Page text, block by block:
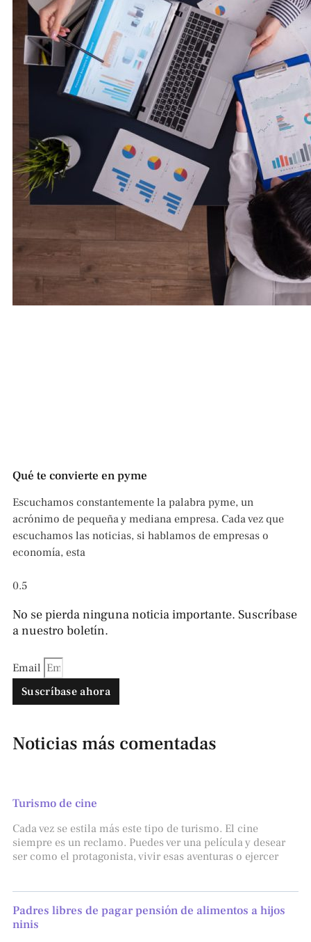
Qué te convierte en pyme
Escuchamos constantemente la palabra pyme, un
acrónimo de pequeña y mediana empresa. Cada vez que
escuchamos las noticias, si hablamos de empresas o
economía, esta
No se pierda ninguna noticia importante. Suscríbase
a nuestro boletín.
Email
Suscríbase ahora
Noticias más comentadas
Turismo de cine
Cada vez se estila más este tipo de turismo. El cine
siempre es un reclamo. Puedes ver una película y desear
ser como el protagonista, vivir esas aventuras o ejercer
Padres libres de pagar pensión de alimentos a hijos
ninis